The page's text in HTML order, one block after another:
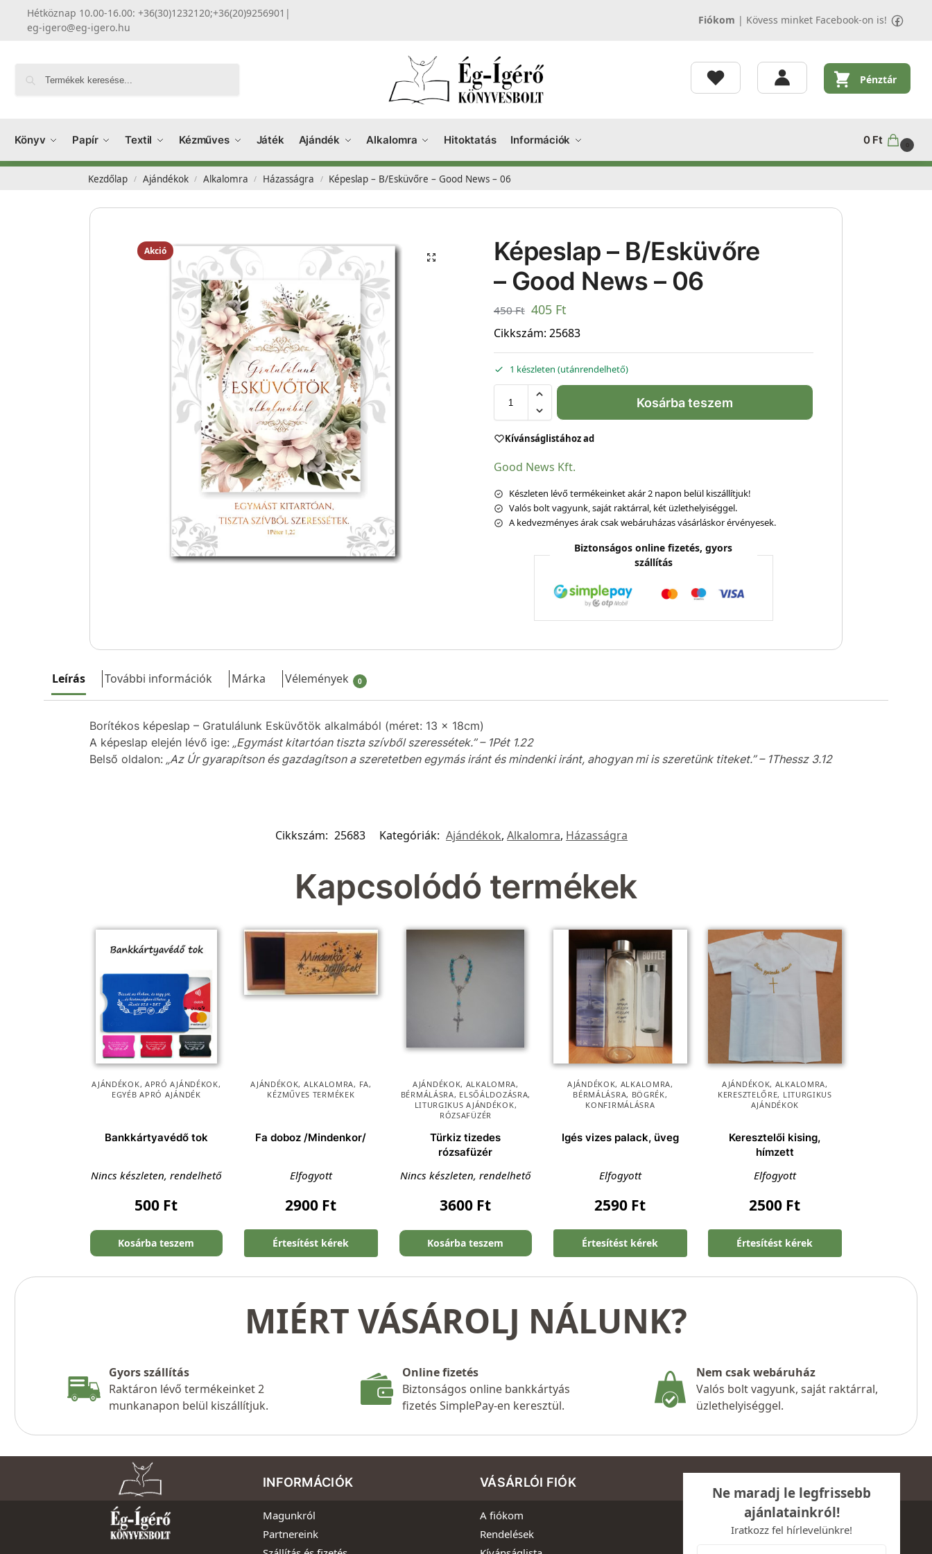
Hétköznap 10.00-16.00: +36(30)1232120;+36(20)9256901 |
eg-igero@eg-igero.hu
Fiókom | Kövess minket Facebook-on is!
Pénztár
Könyv Papír Textil Kézműves Játék Ajándék Alkalomra Hitoktatás Információk 0 Ft 0
Kezdőlap / Ajándékok / Alkalomra / Házasságra / Képeslap – B/Esküvőre – Good News – 06
Akció
Képeslap – B/Esküvőre
– Good News – 06
450Ft 405 Ft
Cikkszám: 25683
1 készleten (utánrendelhető)
Kosárba teszem
Kívánságlistához ad
Good News Kft.
Készleten lévő termékeinket akár 2 napon belül kiszállítjuk!
Valós bolt vagyunk, saját raktárral, két üzlethelyiséggel.
A kedvezményes árak csak webáruházas vásárláskor érvényesek.
Biztonságos online fizetés, gyors
szállítás
Leírás További információk Márka Vélemények 0
Borítékos képeslap – Gratulálunk Esküvőtök alkalmából (méret: 13 x 18cm)
A képeslap elején lévő ige:„Egymást kitartóan tiszta szívből szeressétek.” – 1Pét 1.22
Belső oldalon:„Az Úr gyarapítson és gazdagítson a szeretetben egymás iránt és mindenki iránt, ahogyan mi is szeretünk titeket.” – 1Thessz 3.12
Cikkszám: 25683 Kategóriák: Ajándékok,Alkalomra, Házasságra
Kapcsolódó termékek
AJÁNDÉKOK, APRÓ AJÁNDÉKOK,
EGYÉB APRÓ AJÁNDÉK
Bankkártyavédő tok
Nincs készleten, rendelhető
500 Ft
Kosárba teszem
AJÁNDÉKOK, ALKALOMRA, FA,
KÉZMŰVES TERMÉKEK
Fa doboz /Mindenkor/
Elfogyott
2900 Ft
Értesítést kérek
AJÁNDÉKOK, ALKALOMRA,
BÉRMÁLÁSRA, ELSŐÁLDOZÁSRA,
LITURGIKUS AJÁNDÉKOK,
RÓZSAFÜZÉR
Türkiz tizedes
rózsafüzér
Nincs készleten, rendelhető
3600 Ft
Kosárba teszem
AJÁNDÉKOK, ALKALOMRA,
BÉRMÁLÁSRA, BÖGRÉK,
KONFIRMÁLÁSRA
Igés vizes palack, üveg
Elfogyott
2590 Ft
Értesítést kérek
AJÁNDÉKOK, ALKALOMRA,
KERESZTELŐRE, LITURGIKUS
AJÁNDÉKOK
Keresztelői kising,
hímzett
Elfogyott
2500 Ft
Értesítést kérek
MIÉRT VÁSÁROLJ NÁLUNK?
Gyors szállítás
Raktáron lévő termékeinket 2
munkanapon belül kiszállítjuk.
Online fizetés
Biztonságos online bankkártyás
fizetés SimplePay-en keresztül.
Nem csak webáruház
Valós bolt vagyunk, saját raktárral,
üzlethelyiséggel.
INFORMÁCIÓK
Magunkról
Partnereink
VÁSÁRLÓI FIÓK
A fiókom
Rendelések
Ne maradj le legfrissebb
ajánlatainkról!
Iratkozz fel hírlevelünkre!